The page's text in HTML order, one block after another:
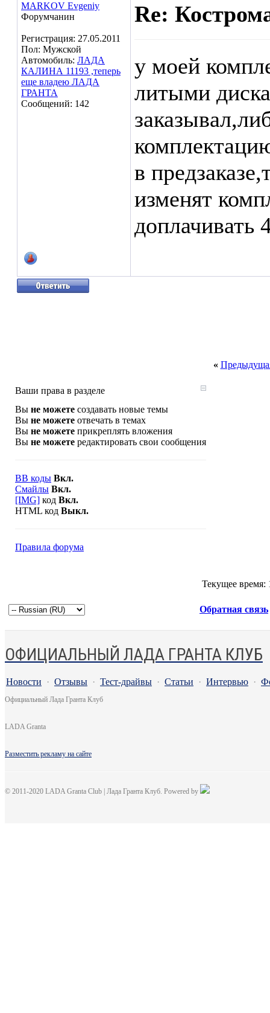
MARKOV Evgeniy
Форумчанин
Регистрация: 27.05.2011
Пол: Мужской
Автомобиль: ЛАДА
КАЛИНА 11193 ,теперь
еще владею ЛАДА
ГРАНТА
Сообщений: 142
Re:
у моей
литыми
в
изменят
доплачивать
«
Ваши права в разделе
Вы не можете создавать новые темы
Вы не можете отвечать в темах
Вы не можете прикреплять вложения
Вы не можете редактировать свои сообщения
BB коды Вкл.
Смайлы Вкл.
[IMG] код Вкл.
HTML код Выкл.
Правила форума
Текущее время:
Обратная связь
ОФИЦИАЛЬНЫЙ ЛАДА ГРАНТА КЛУБ
Новости · Отзывы · Тест-драйвы · Статьи · Интервью ·
Официальный Лада Гранта Клуб
LADA Granta
Разместить рекламу на сайте
© 2011-2020 LADA Granta Club | Лада Гранта Клуб. Powered by